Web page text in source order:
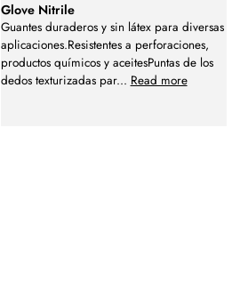
Glove Nitrile
Guantes duraderos y sin látex para diversas
aplicaciones.Resistentes a perforaciones,
productos químicos y aceitesPuntas de los
dedos texturizadas par... Read more